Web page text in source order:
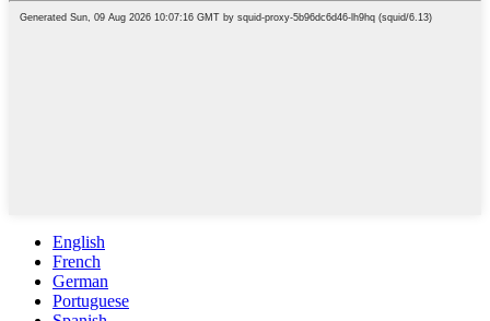
English
French
German
Portuguese